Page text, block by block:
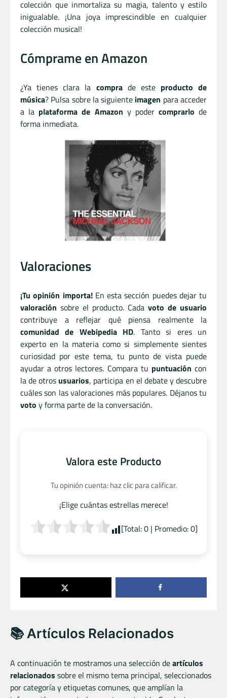
colección que inmortaliza su magia, talento y estilo
inigualable. ¡Una joya imprescindible en cualquier
colección musical!
Cómprame en Amazon
¿Ya tienes clara la comprade este producto de
música? Pulsa sobre la siguiente imagen para acceder
a la plataforma de Amazon y poder comprarlo de
forma inmediata.
Valoraciones
¡Tu opinión importa!En esta sección puedes dejar tu
valoración sobre el producto. Cada voto de usuario
contribuye a reflejar qué piensa realmente la
comunidad de Webipedia HD. Tanto si eres un
experto en la materia como si simplemente sientes
curiosidad por este tema, tu punto de vista puede
ayudar a otros lectores. Compara tu puntuación con
la de otros usuarios, participa en el debate y descubre
cuáles son las valoraciones más populares. Déjanos tu
voto y forma parte de la conversación.
Valora este Producto
Tu opinión cuenta: haz clic para calificar.
¡Elige cuántas estrellas merece!
[Total:0| Promedio:0]
📚 Artículos Relacionados
A continuación te mostramos una selección deartículos
relacionados sobre el mismo tema principal, seleccionados
por categoría y etiquetas comunes, que amplían la